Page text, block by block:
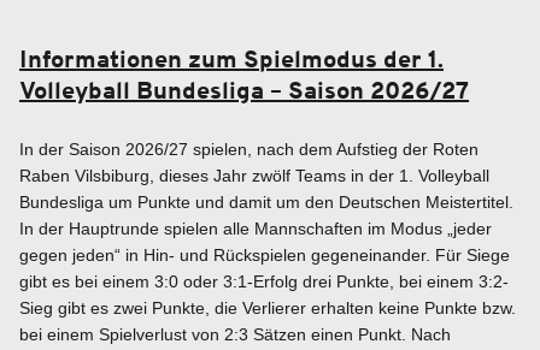
Informationen zum Spielmodus der 1.
Volleyball Bundesliga – Saison 2026/27
In der Saison 2026/27 spielen, nach dem Aufstieg der Roten
Raben Vilsbiburg, dieses Jahr zwölf Teams in der 1. Volleyball
Bundesliga um Punkte und damit um den Deutschen Meistertitel.
In der Hauptrunde spielen alle Mannschaften im Modus „jeder
gegen jeden“ in Hin- und Rückspielen gegeneinander. Für Siege
gibt es bei einem 3:0 oder 3:1-Erfolg drei Punkte, bei einem 3:2-
Sieg gibt es zwei Punkte, die Verlierer erhalten keine Punkte bzw.
bei einem Spielverlust von 2:3 Sätzen einen Punkt. Nach